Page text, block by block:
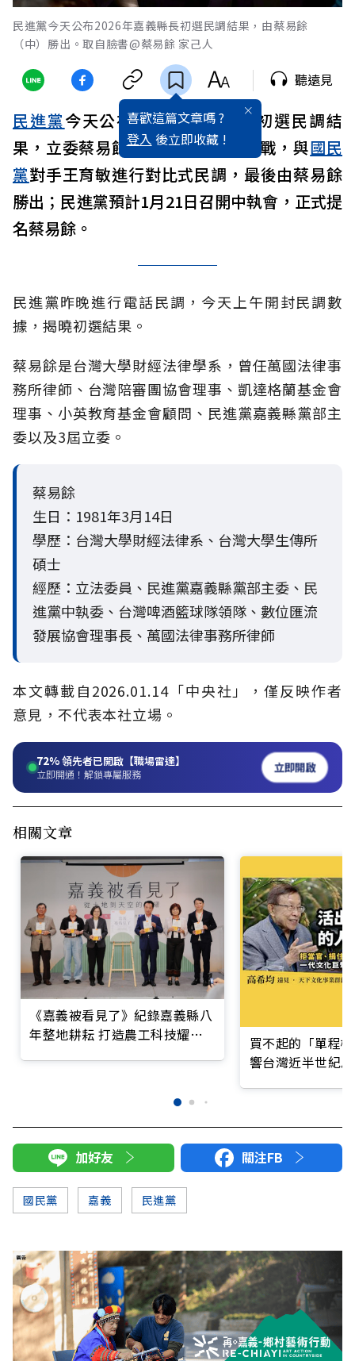
民進黨今天公布2026年嘉義縣長初選民調結果，由蔡易餘
（中）勝出。取自臉書@蔡易餘 家己人
喜歡這篇文章嗎 ?
登入 後立即收藏 !
聽遠見
民進黨今天公布2026年嘉義縣長初選民調結
果，立委蔡易餘與縣議員黃榮利決戰，與國民
黨對手王育敏進行對比式民調，最後由蔡易餘
勝出；民進黨預計1月21日召開中執會，正式提
名蔡易餘。
民進黨昨晚進行電話民調，今天上午開封民調數
據，揭曉初選結果。
蔡易餘是台灣大學財經法律學系，曾任萬國法律事
務所律師、台灣陪審團協會理事、凱達格蘭基金會
理事、小英教育基金會顧問、民進黨嘉義縣黨部主
委以及3屆立委。
蔡易餘
生日：1981年3月14日
學歷：台灣大學財經法律系、台灣大學生傳所
碩士
經歷：立法委員、民進黨嘉義縣黨部主委、民
進黨中執委、台灣啤酒籃球隊領隊、數位匯流
發展協會理事長、萬國法律事務所律師
本文轉載自2026.01.14「中央社」，僅反映作者
意見，不代表本社立場。
72%領先者已開啟【職場雷達】
立即開通！解鎖專屬服務 立即開啟
相關文章
《嘉義被看見了》紀錄嘉義縣八
年整地耕耘 打造農工科技耀眼
買不起的「單程
響台灣近半世紀
加好友 關注FB
國民黨 嘉義 民進黨